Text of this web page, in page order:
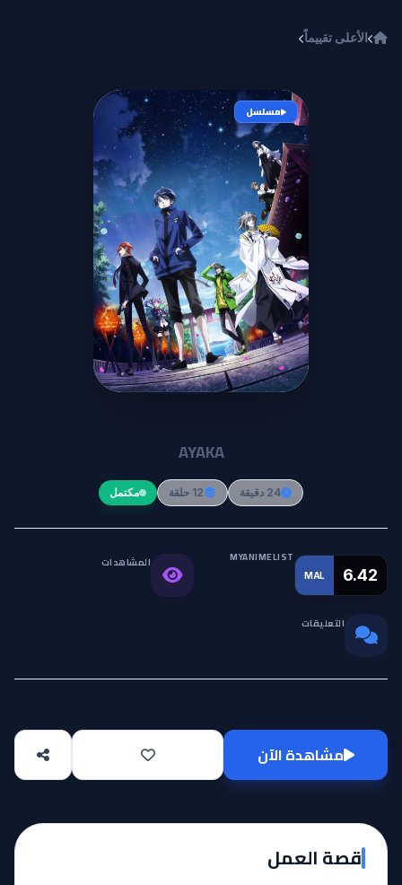
الأعلى تقييماً
مسلسل
Ayaka
AYAKA
24 دقيقة 12 حلقة مكتمل
MAL 6.42
MYANIMELIST المشاهدات
التعليقات
مشاهدة الآن
قصة العمل